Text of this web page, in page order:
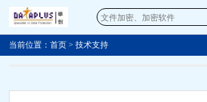
当前位置：首页 >技术支持